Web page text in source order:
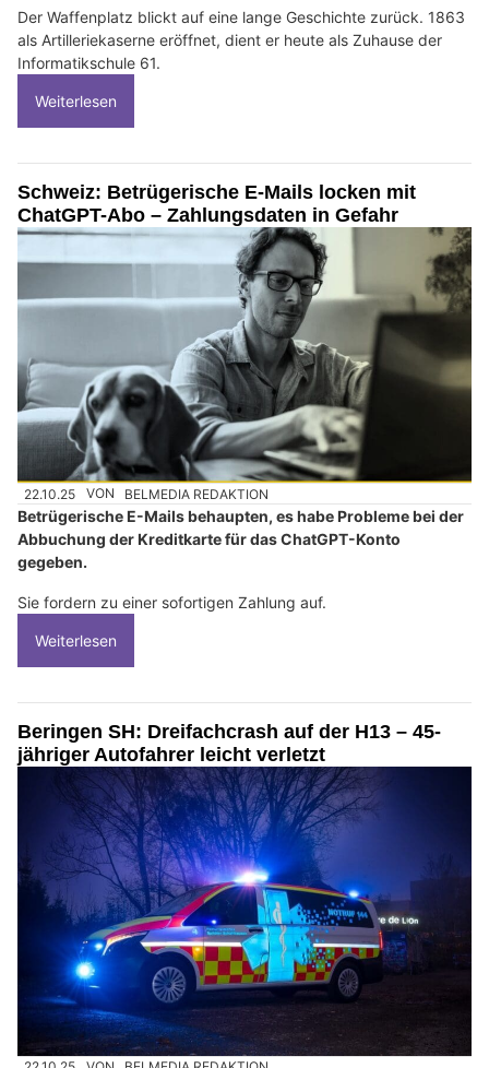
Der Waffenplatz blickt auf eine lange Geschichte zurück. 1863
als Artilleriekaserne eröffnet, dient er heute als Zuhause der
Informatikschule 61.
Weiterlesen
Schweiz: Betrügerische E-Mails locken mit
ChatGPT-Abo – Zahlungsdaten in Gefahr
22.10.25 VON BELMEDIA REDAKTION
Betrügerische E-Mails behaupten, es habe Probleme bei der
Abbuchung der Kreditkarte für das ChatGPT-Konto
gegeben.
Sie fordern zu einer sofortigen Zahlung auf.
Weiterlesen
Beringen SH: Dreifachcrash auf der H13 – 45-
jähriger Autofahrer leicht verletzt